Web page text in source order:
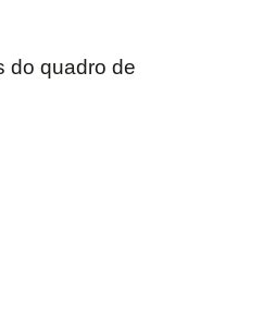
do quadro de